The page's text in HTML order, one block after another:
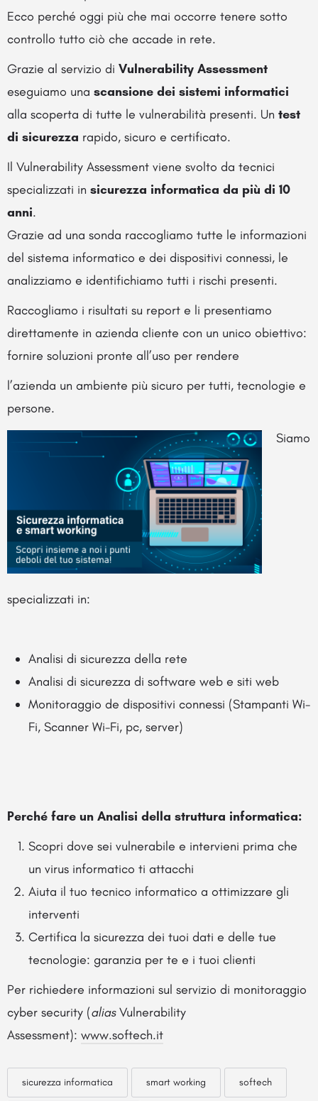
Ecco perché oggi più che mai occorre tenere sotto
controllo tutto ciò che accade in rete.
Grazie al servizio di Vulnerability Assessment
eseguiamo una scansione dei sistemi informatici
alla scoperta di tutte le vulnerabilità presenti. Un test
di sicurezza rapido, sicuro e certificato.
Il Vulnerability Assessment viene svolto da tecnici
specializzati in sicurezza informatica da più di 10
anni.
Grazie ad una sonda raccogliamo tutte le informazioni
del sistema informatico e dei dispositivi connessi, le
analizziamo e identifichiamo tutti i rischi presenti.
Raccogliamo i risultati su report e li presentiamo
direttamente in azienda cliente con un unico obiettivo:
fornire soluzioni pronte all’uso per rendere
l’azienda un ambiente più sicuro per tutti, tecnologie e
persone.
Siamo
specializzati in:
Analisi di sicurezza della rete
Analisi di sicurezza di software web e siti web
Monitoraggio de dispositivi connessi (Stampanti Wi-
Fi, Scanner Wi-Fi, pc, server)
Perché fare un Analisi della struttura informatica:
Scopri dove sei vulnerabile e intervieni prima che
un virus informatico ti attacchi
Aiuta il tuo tecnico informatico a ottimizzare gli
interventi
Certifica la sicurezza dei tuoi dati e delle tue
tecnologie: garanzia per te e i tuoi clienti
Per richiedere informazioni sul servizio di monitoraggio
cyber security (aliasVulnerability
Assessment): www.softech.it
sicurezza informatica smart working softech